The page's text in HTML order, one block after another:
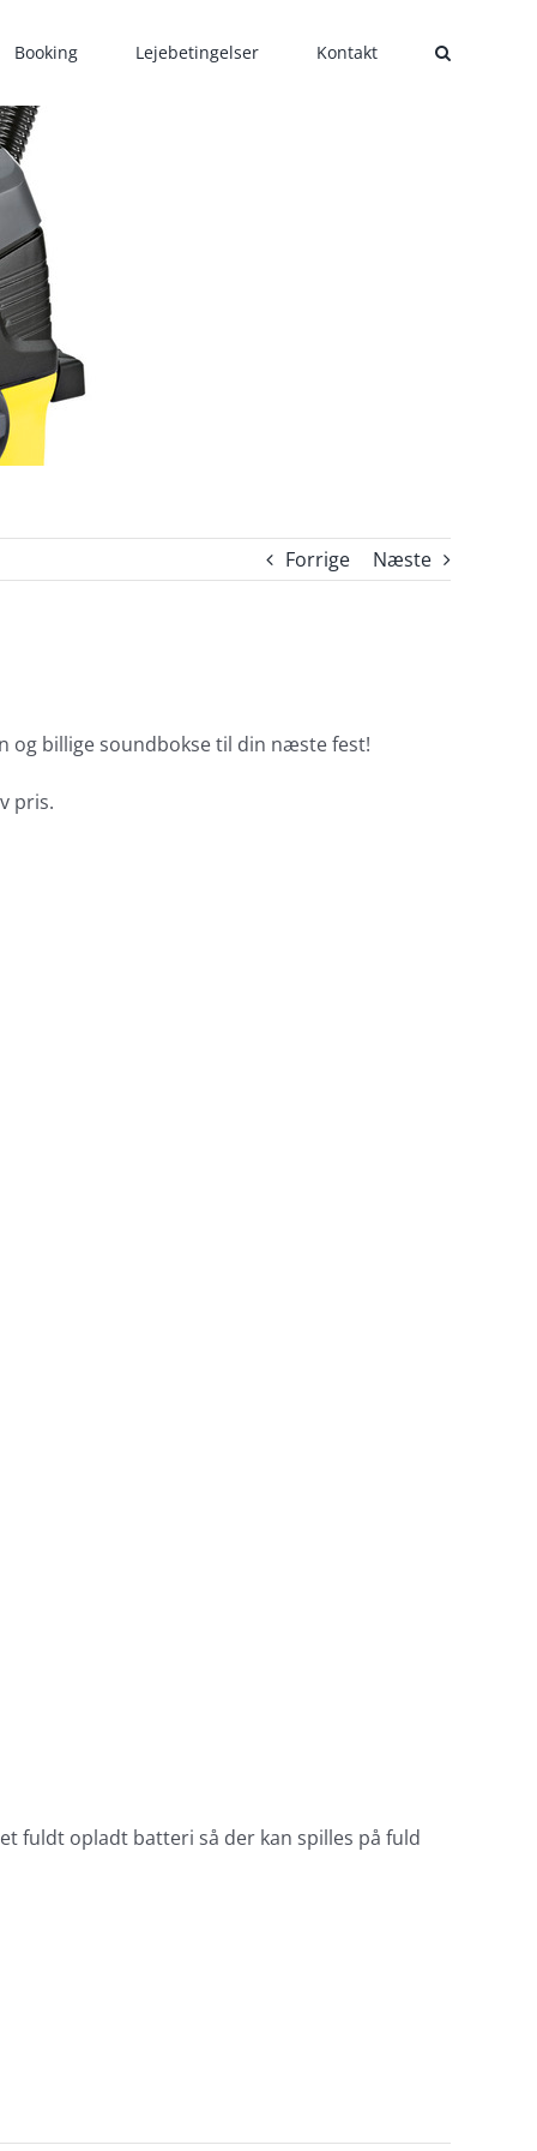
Booking Lejebetingelser Kontakt
Forrige Næste
og billige soundbokse til din næste fest!
pris.
fuldt opladt batteri så der kan spilles på fuld